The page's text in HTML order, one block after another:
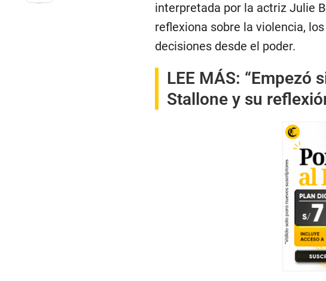
interpretada por la actriz Julie
reflexiona sobre la violencia,
decisiones desde el poder.
LEE MÁS: “Empezó
Stallone y su